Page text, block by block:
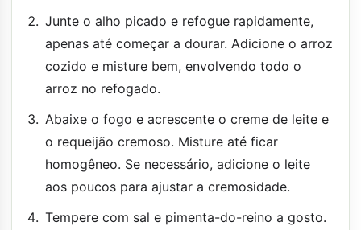
Junte o alho picado e refogue rapidamente,
apenas até começar a dourar. Adicione o arroz
cozido e misture bem, envolvendo todo o
arroz no refogado.
Abaixe o fogo e acrescente o creme de leite e
o requeijão cremoso. Misture até ficar
homogêneo. Se necessário, adicione o leite
aos poucos para ajustar a cremosidade.
Tempere com sal e pimenta-do-reino a gosto.